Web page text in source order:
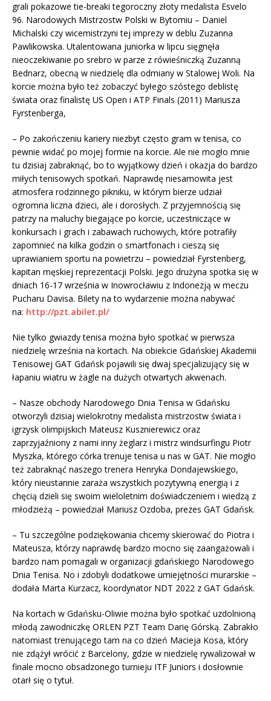
grali pokazowe tie-breaki tegoroczny złoty medalista Esvelo
96. Narodowych Mistrzostw Polski w Bytomiu – Daniel
Michalski czy wicemistrzyni tej imprezy w deblu Zuzanna
Pawlikowska. Utalentowana juniorka w lipcu sięgnęła
nieoczekiwanie po srebro w parze z rówieśniczką Zuzanną
Bednarz, obecną w niedzielę dla odmiany w Stalowej Woli. Na
korcie można było też zobaczyć byłego szóstego deblistę
świata oraz finalistę US Open i ATP Finals (2011) Mariusza
Fyrstenberga,
– Po zakończeniu kariery niezbyt często gram w tenisa, co
pewnie widać po mojej formie na korcie. Ale nie mogło mnie
tu dzisiaj zabraknąć, bo to wyjątkowy dzień i okazja do bardzo
miłych tenisowych spotkań. Naprawdę niesamowita jest
atmosfera rodzinnego pikniku, w którym bierze udział
ogromna liczna dzieci, ale i dorosłych. Z przyjemnością się
patrzy na maluchy biegające po korcie, uczestniczące w
konkursach i grach i zabawach ruchowych, które potrafiły
zapomnieć na kilka godzin o smartfonach i cieszą się
uprawianiem sportu na powietrzu – powiedział Fyrstenberg,
kapitan męskiej reprezentacji Polski. Jego drużyna spotka się w
dniach 16-17 września w Inowrocławiu z Indonezją w meczu
Pucharu Davisa. Bilety na to wydarzenie można nabywać
na: http://pzt.abilet.pl/
Nie tylko gwiazdy tenisa można było spotkać w pierwsza
niedzielę września na kortach. Na obiekcie Gdańskiej Akademii
Tenisowej GAT Gdańsk pojawili się dwaj specjalizujący się w
łapaniu wiatru w żagle na dużych otwartych akwenach.
– Nasze obchody Narodowego Dnia Tenisa w Gdańsku
otworzyli dzisiaj wielokrotny medalista mistrzostw świata i
igrzysk olimpijskich Mateusz Kusznierewicz oraz
zaprzyjaźniony z nami inny żeglarz i mistrz windsurfingu Piotr
Myszka, którego córka trenuje tenisa u nas w GAT. Nie mogło
też zabraknąć naszego trenera Henryka Dondajewskiego,
który nieustannie zaraża wszystkich pozytywną energią i z
chęcią dzieli się swoim wieloletnim doświadczeniem i wiedzą z
młodzieżą – powiedział Mariusz Ozdoba, prezes GAT Gdańsk.
– Tu szczególne podziękowania chcemy skierować do Piotra i
Mateusza, którzy naprawdę bardzo mocno się zaangażowali i
bardzo nam pomagali w organizacji gdańskiego Narodowego
Dnia Tenisa. No i zdobyli dodatkowe umiejętności murarskie –
dodała Marta Kurzacz, koordynator NDT 2022 z GAT Gdańsk.
Na kortach w Gdańsku-Oliwie można było spotkać uzdolnioną
młodą zawodniczkę ORLEN PZT Team Darię Górską. Zabrakło
natomiast trenującego tam na co dzień Macieja Kosa, który
nie zdążył wrócić z Barcelony, gdzie w niedzielę rywalizował w
finale mocno obsadzonego turnieju ITF Juniors i dosłownie
otarł się o tytuł.